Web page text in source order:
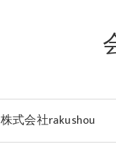
株式会社rakushou